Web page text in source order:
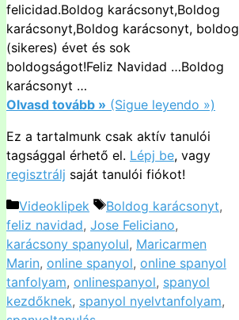
felicidad.Boldog karácsonyt,Boldog
karácsonyt,Boldog karácsonyt, boldog
(sikeres) évet és sok
boldogságot!Feliz Navidad …Boldog
karácsonyt …
Olvasd tovább » (Sigue leyendo »)
Ez a tartalmunk csak aktív tanulói
tagsággal érhető el. Lépj be, vagy
regisztrálj saját tanulói fiókot!
Kategória
Videoklipek Címkék
Boldog karácsonyt,
feliz navidad, Jose Feliciano,
karácsony spanyolul, Maricarmen
Marin, online spanyol, online spanyol
tanfolyam, onlinespanyol, spanyol
kezdőknek, spanyol nyelvtanfolyam,